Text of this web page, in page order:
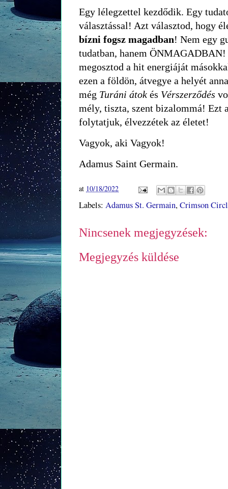
Egy lélegzettel kezdődik. Egy
választással! Azt választod, hogy
bízni fogsz magadban! Nem egy
tudatban, hanem
megosztod a hit energiáját
ezen a földön, átvegye a helyét
még Turáni átok és Vérszerződés
mély, tiszta, szent bizalommá! Ezt
folytatjuk, élvezzétek az életet!
Vagyok, aki Vagyok!
Adamus Saint Germain.
at 10/18/2022
Labels: Adamus St. Germain,Crimson
Nincsenek megjegyzések:
Megjegyzés küldése